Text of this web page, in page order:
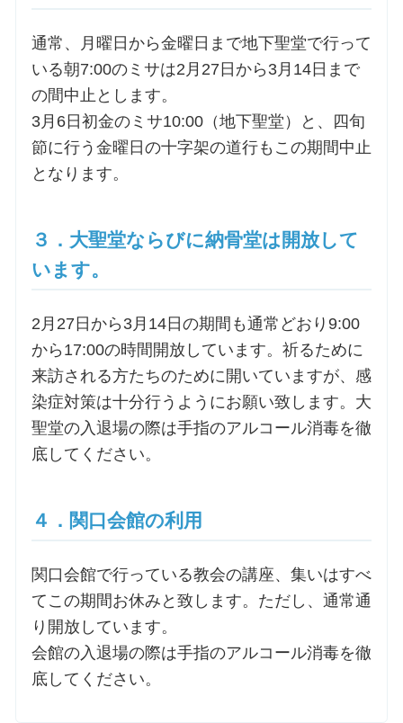
通常、月曜日から金曜日まで地下聖堂で行って
いる朝7:00のミサは2月27日から3月14日まで
の間中止とします。
3月6日初金のミサ10:00（地下聖堂）と、四旬
節に行う金曜日の十字架の道行もこの期間中止
となります。
３．大聖堂ならびに納骨堂は開放して
います。
2月27日から3月14日の期間も通常どおり9:00
から17:00の時間開放しています。祈るために
来訪される方たちのために開いていますが、感
染症対策は十分行うようにお願い致します。大
聖堂の入退場の際は手指のアルコール消毒を徹
底してください。
４．関口会館の利用
関口会館で行っている教会の講座、集いはすべ
てこの期間お休みと致します。ただし、通常通
り開放しています。
会館の入退場の際は手指のアルコール消毒を徹
底してください。